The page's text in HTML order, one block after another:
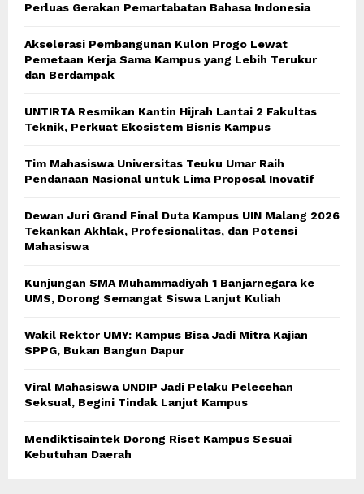
Perluas Gerakan Pemartabatan Bahasa Indonesia
Akselerasi Pembangunan Kulon Progo Lewat
Pemetaan Kerja Sama Kampus yang Lebih Terukur
dan Berdampak
UNTIRTA Resmikan Kantin Hijrah Lantai 2 Fakultas
Teknik, Perkuat Ekosistem Bisnis Kampus
Tim Mahasiswa Universitas Teuku Umar Raih
Pendanaan Nasional untuk Lima Proposal Inovatif
Dewan Juri Grand Final Duta Kampus UIN Malang 2026
Tekankan Akhlak, Profesionalitas, dan Potensi
Mahasiswa
Kunjungan SMA Muhammadiyah 1 Banjarnegara ke
UMS, Dorong Semangat Siswa Lanjut Kuliah
Wakil Rektor UMY: Kampus Bisa Jadi Mitra Kajian
SPPG, Bukan Bangun Dapur
Viral Mahasiswa UNDIP Jadi Pelaku Pelecehan
Seksual, Begini Tindak Lanjut Kampus
Mendiktisaintek Dorong Riset Kampus Sesuai
Kebutuhan Daerah